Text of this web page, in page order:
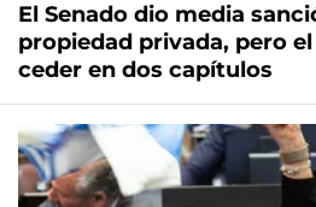
El Senado dio media
propiedad privada, pero
ceder en dos capítulos